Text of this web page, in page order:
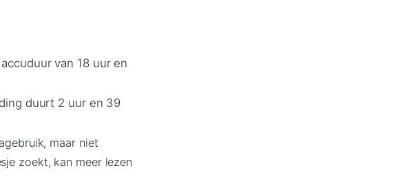
van 18 uur en
duurt 2 uur en 39
maar niet
zoekt, kan meer lezen